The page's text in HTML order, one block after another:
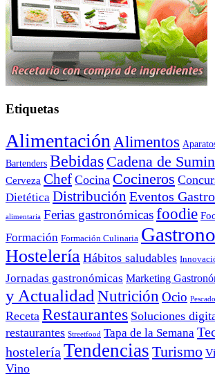
Etiquetas
Alimentación Alimentos
Bartenders Bebidas Cadena de
Cerveza Chef Cocina Cocineros
Dietética Distribución Eventos
alimentaria Ferias gastronómicasfoodie
Formación Formación Culinaria
Hostelería Hábitos saludables
Jornadas gastronómicas Marketing
y Actualidad Nutrición Ocio
Receta Restaurantes Soluciones
restaurantes Streetfood Tapa de la Semana
hostelería Tendencias Turismo
Vino